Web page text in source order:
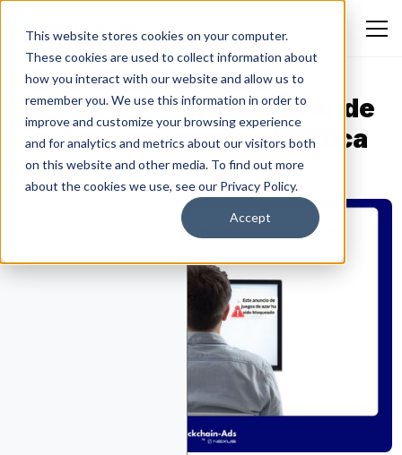
This website stores cookies on your computer.
These cookies are used to collect information about
how you interact with our website and allow us to
remember you. We use this information in order to
improve and customize your browsing experience
and for analytics and metrics about our visitors both
on this website and other media. To find out more
about the cookies we use, see our Privacy Policy.
Accept
Política de juegos de azar de
Google Ads: lo que significa
para ti (2026)
Dmitry Makarov May 4, 2026 iGaming